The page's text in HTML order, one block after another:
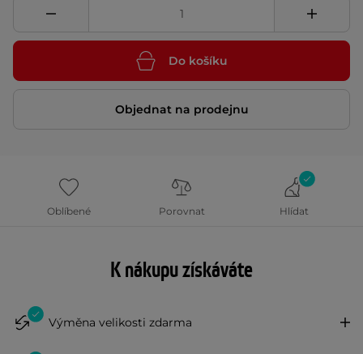
Do košíku
Objednat na prodejnu
Oblíbené Porovnat Hlídat
K nákupu získáváte
Výměna velikosti zdarma